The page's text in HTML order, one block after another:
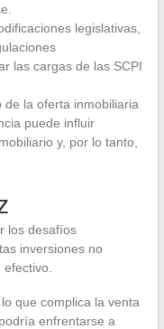
legislativas,
las cargas de las SCPI
de la oferta inmobiliaria
puede influir
y, por lo tanto,
los desafíos
inversiones no
que complica la venta
enfrentarse a